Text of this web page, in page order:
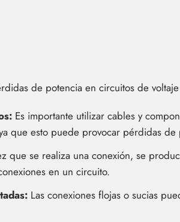
de potencia en circuitos de
Es importante utilizar cables y
que esto puede provocar pérdidas de
que se realiza una conexión, se
en un circuito.
Las conexiones flojas o sucias